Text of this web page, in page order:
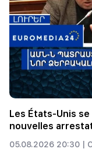
Les États-Unis
nouvelles
05.08.2026 20:30 |